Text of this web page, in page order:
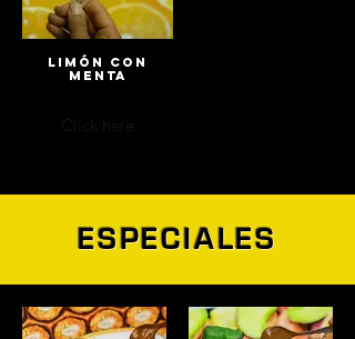
LIMÓN CON
MENTA
Click here
ESPECIALES